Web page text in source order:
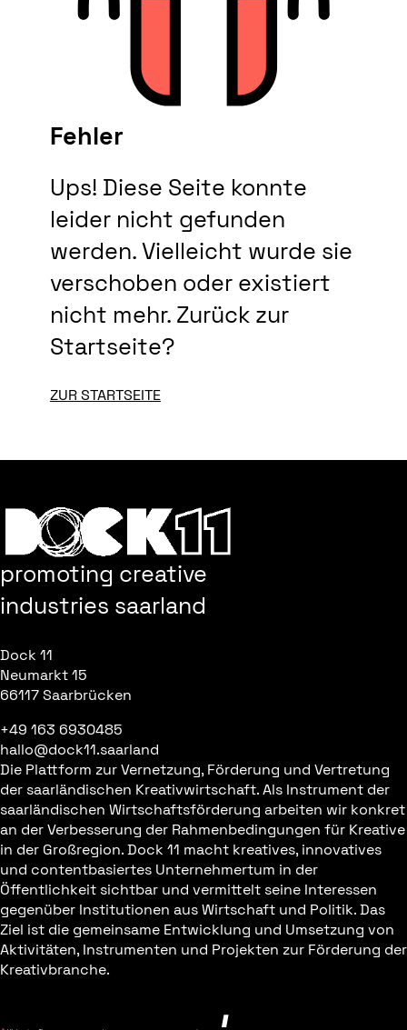
Fehler
Ups! Diese Seite konnte
leider nicht gefunden
werden. Vielleicht wurde sie
verschoben oder existiert
nicht mehr. Zurück zur
Startseite?
ZUR STARTSEITE
promoting creative
industries saarland
Dock 11
Neumarkt 15
66117 Saarbrücken
+49 163 6930485
hallo@dock11.saarland
Die Plattform zur Vernetzung, Förderung und Vertretung
der saarländischen Kreativwirtschaft. Als Instrument der
saarländischen Wirtschaftsförderung arbeiten wir konkret
an der Verbesserung der Rahmenbedingungen für Kreative
in der Großregion. Dock 11 macht kreatives, innovatives
und contentbasiertes Unternehmertum in der
Öffentlichkeit sichtbar und vermittelt seine Interessen
gegenüber Institutionen aus Wirtschaft und Politik. Das
Ziel ist die gemeinsame Entwicklung und Umsetzung von
Aktivitäten, Instrumenten und Projekten zur Förderung der
Kreativbranche.